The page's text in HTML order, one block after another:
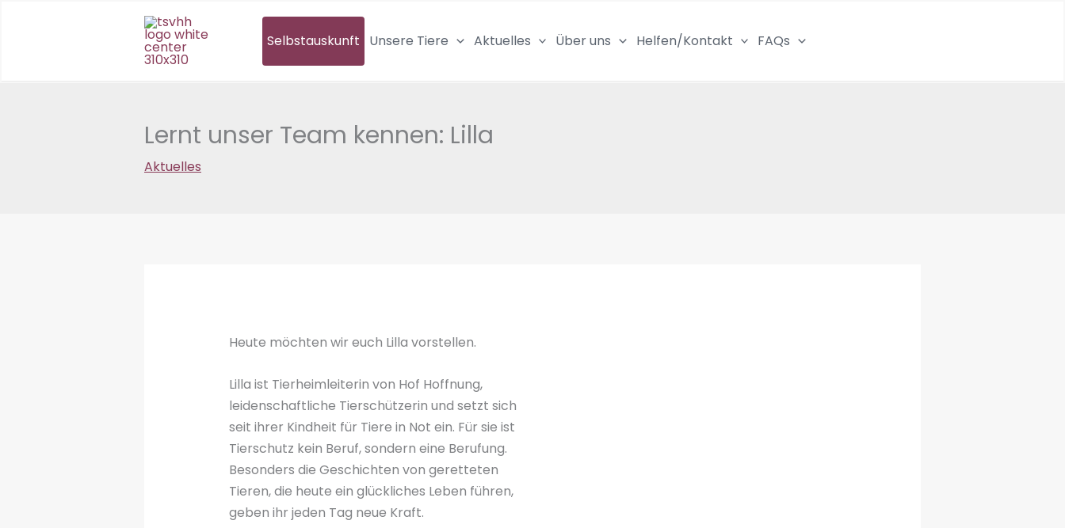
Selbstauskunft Unsere Tiere Aktuelles Über uns Helfen/Kontakt FAQs
Lernt unser Team kennen: Lilla
Aktuelles
Heute möchten wir euch Lilla vorstellen.
Lilla ist Tierheimleiterin von Hof Hoffnung,
leidenschaftliche Tierschützerin und setzt sich
seit ihrer Kindheit für Tiere in Not ein. Für sie ist
Tierschutz kein Beruf, sondern eine Berufung.
Besonders die Geschichten von geretteten
Tieren, die heute ein glückliches Leben führen,
geben ihr jeden Tag neue Kraft.